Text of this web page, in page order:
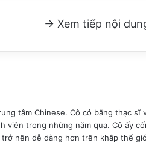
→ Xem tiếp nội
tâm Chinese. Cô có bằng thạc
viên trong những năm qua. Cô ấy
nên dễ dàng hơn trên khắp thế